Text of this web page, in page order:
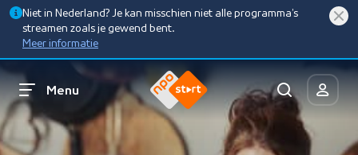
Niet in Nederland? Je kan misschien niet alle programma’s
streamen zoals je gewend bent.
Meer informatie
Menu